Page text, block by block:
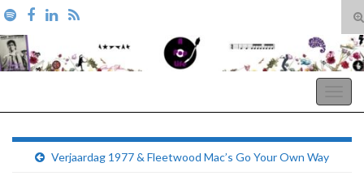
Search for:
Verjaardag 1977 & Fleetwood Mac’s Go Your Own Way